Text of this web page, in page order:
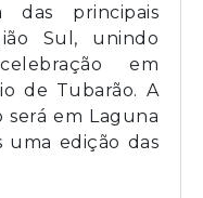
das principais
Sul, unindo
em
de Tubarão. A
em Laguna
uma edição das